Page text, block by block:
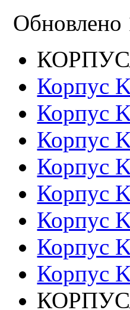
Корпус
Корпус
Корпус
Корпус
Корпус
Корпус
Корпус
Корпус